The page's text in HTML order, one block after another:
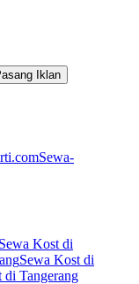
Iklan
Sewa-
Sewa Kost di
Sewa Kost di
di Tangerang